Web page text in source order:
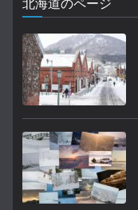
北海道のページ